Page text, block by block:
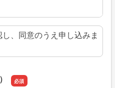
、同意のうえ申し込みま